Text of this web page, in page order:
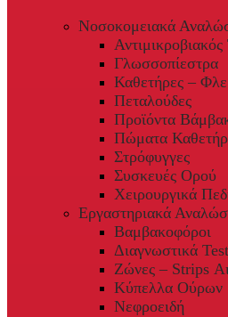
Νοσοκομειακά
Γλωσσοπίεστρα
Καθετήρες –
Πεταλούδες
Προϊόντα
Πώματα
Στρόφυγγες
Συσκευές Ορού
Χειρουργικά
Εργαστηριακά
Βαμβακοφόροι
Διαγνωστικά
Ζώνες – Strips
Κύπελλα Ούρων
Νεφροειδή